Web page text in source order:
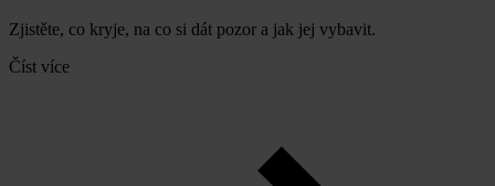
Zjistěte, co kryje, na co si dát pozor a jak jej vybavit.
Číst více